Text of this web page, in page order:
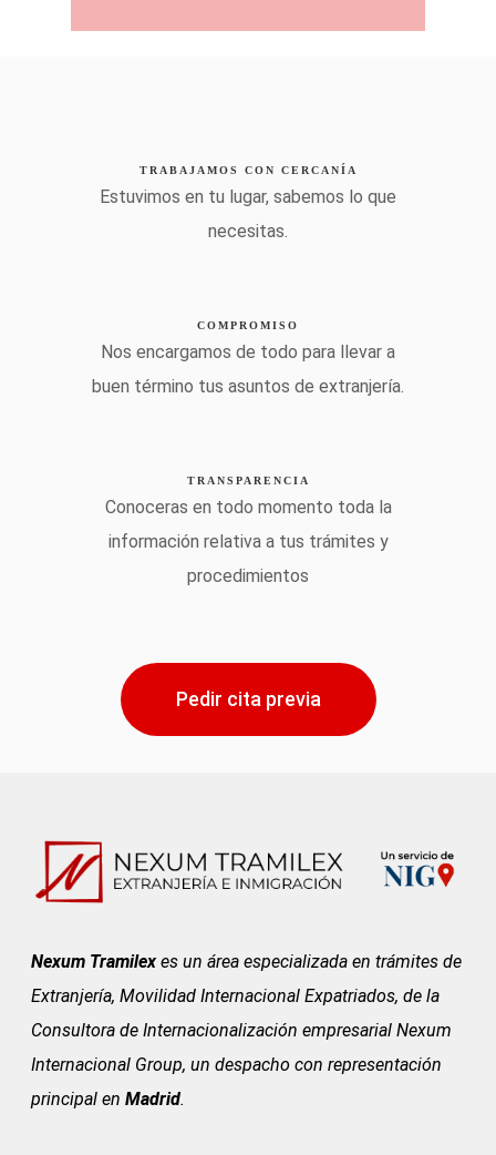
TRABAJAMOS CON CERCANÍA
Estuvimos en tu lugar, sabemos lo que
necesitas.
COMPROMISO
Nos encargamos de todo para llevar a
buen término tus asuntos de extranjería.
TRANSPARENCIA
Conoceras en todo momento toda la
información relativa a tus trámites y
procedimientos
Pedir cita previa
Nexum Tramilex es un área especializada en trámites de
Extranjería, Movilidad Internacional Expatriados, de la
Consultora de Internacionalización empresarial Nexum
Internacional Group, un despacho con representación
principal en Madrid.